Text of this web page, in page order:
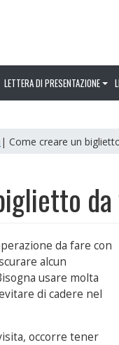
LETTERA DI PRESENTAZIONE
| Come creare un
da fare con
alcun
usare molta
di cadere nel
occorre tener